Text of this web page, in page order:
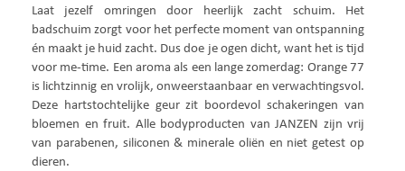
Laat jezelf omringen door heerlijk zacht schuim. Het
badschuim zorgt voor het perfecte moment van ontspanning
én maakt je huid zacht. Dus doe je ogen dicht, want het is tijd
voor me-time. Een aroma als een lange zomerdag: Orange 77
is lichtzinnig en vrolijk, onweerstaanbaar en verwachtingsvol.
Deze hartstochtelijke geur zit boordevol schakeringen van
bloemen en fruit. Alle bodyproducten van JANZEN zijn vrij
van parabenen, siliconen & minerale oliën en niet getest op
dieren.